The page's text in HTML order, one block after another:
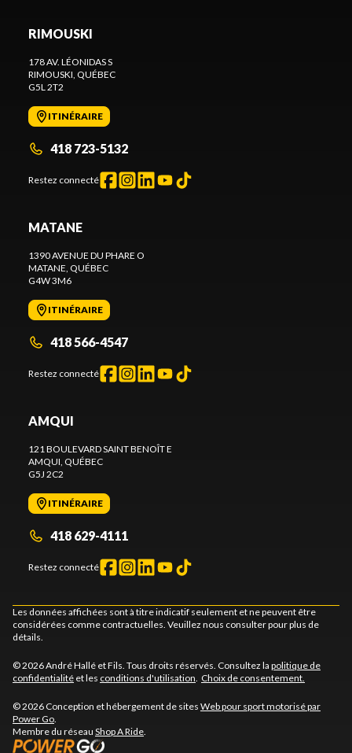
RIMOUSKI
178 AV. LÉONIDAS S
RIMOUSKI, QUÉBEC
G5L 2T2
ITINÉRAIRE
418 723-5132
Restez connecté
MATANE
1390 AVENUE DU PHARE O
MATANE, QUÉBEC
G4W 3M6
ITINÉRAIRE
418 566-4547
Restez connecté
AMQUI
121 BOULEVARD SAINT BENOÎT E
AMQUI, QUÉBEC
G5J 2C2
ITINÉRAIRE
418 629-4111
Restez connecté
Les données affichées sont à titre indicatif seulement et ne peuvent être
considérées comme contractuelles. Veuillez nous consulter pour plus de
détails.
© 2026 André Hallé et Fils. Tous droits réservés. Consultez la politique de
confidentialité et les conditions d'utilisation. Choix de consentement.
© 2026 Conception et hébergement de sites Web pour sport motorisé par
Power Go.
Membre du réseau Shop A Ride.